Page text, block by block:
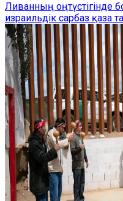
Ливанның оңтүстігінде
израильдік сарбаз қаза